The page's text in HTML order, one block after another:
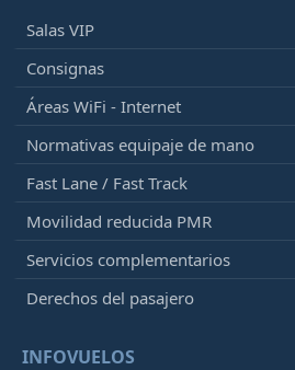
Salas VIP
Consignas
Áreas WiFi - Internet
Normativas equipaje de mano
Fast Lane / Fast Track
Movilidad reducida PMR
Servicios complementarios
Derechos del pasajero
INFOVUELOS